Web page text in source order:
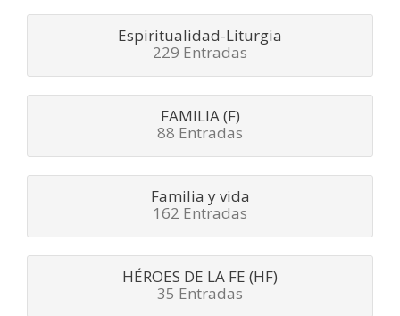
Espiritualidad-Liturgia
229 Entradas
FAMILIA (F)
88 Entradas
Familia y vida
162 Entradas
HÉROES DE LA FE (HF)
35 Entradas